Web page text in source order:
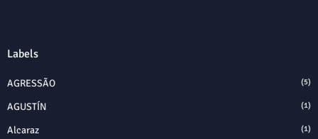
Labels
AGRESSÃO (5)
AGUSTÍN (1)
Alcaraz (1)